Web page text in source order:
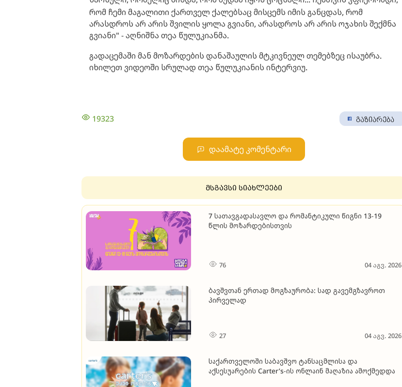
რომ ჩემი მაგალითი ქართველ ქალებსაც მისცემს იმის განცდას, რომ
არასდროს არ არის შვილის ყოლა გვიანი, არასდროს არ არის ოჯახის შექმნა
გვიანი" - აღნიშნა თეა წულუკიანმა.
გადაცემაში მან მოზარდების დანაშაულის მტკივნეულ თემებზეც ისაუბრა.
იხილეთ ვიდეოში სრულად თეა წულუკიანის ინტერვიუ.
19323 გაზიარება
დაამატე კომენტარი
მსგავსი სიახლეები
7 სათავგადასავლო და რომანტიკული წიგნი 13-19
წლის მოზარდებისთვის
76 04 აგვ. 2026
ბავშვთან ერთად მოგზაურობა: სად გავემგზავროთ
პირველად
27 04 აგვ. 2026
საქართველოში საბავშვო ტანსაცმლისა და
აქსესუარების Carter’s-ის ონლაინ მაღაზია ამოქმედდა